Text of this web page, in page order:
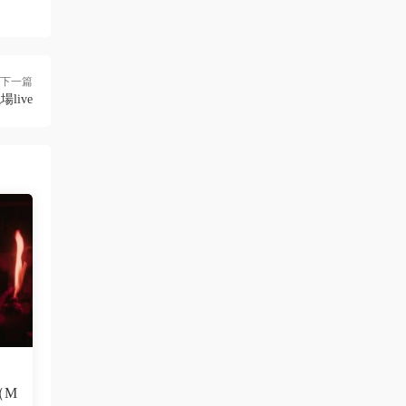
下一篇
live
M